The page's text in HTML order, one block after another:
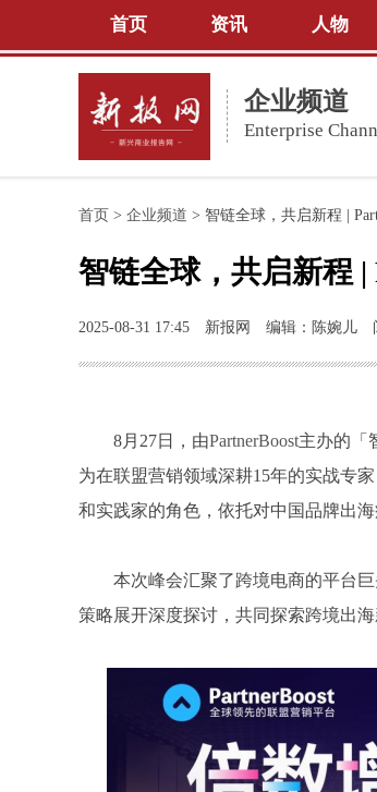
首页 资讯 人物
企业频道
Enterprise
首页 > 企业频道 > 智链全球，共启新程 |
智链全球，共启新程
2025-08-31 17:45 新报网 编辑：陈婉儿
8月27日，由PartnerBoost主办的「
为在联盟营销领域深耕15年的实战专家
和实践家的角色，依托对中国品牌出
本次峰会汇聚了跨境电商的平台
策略展开深度探讨，共同探索跨境出海